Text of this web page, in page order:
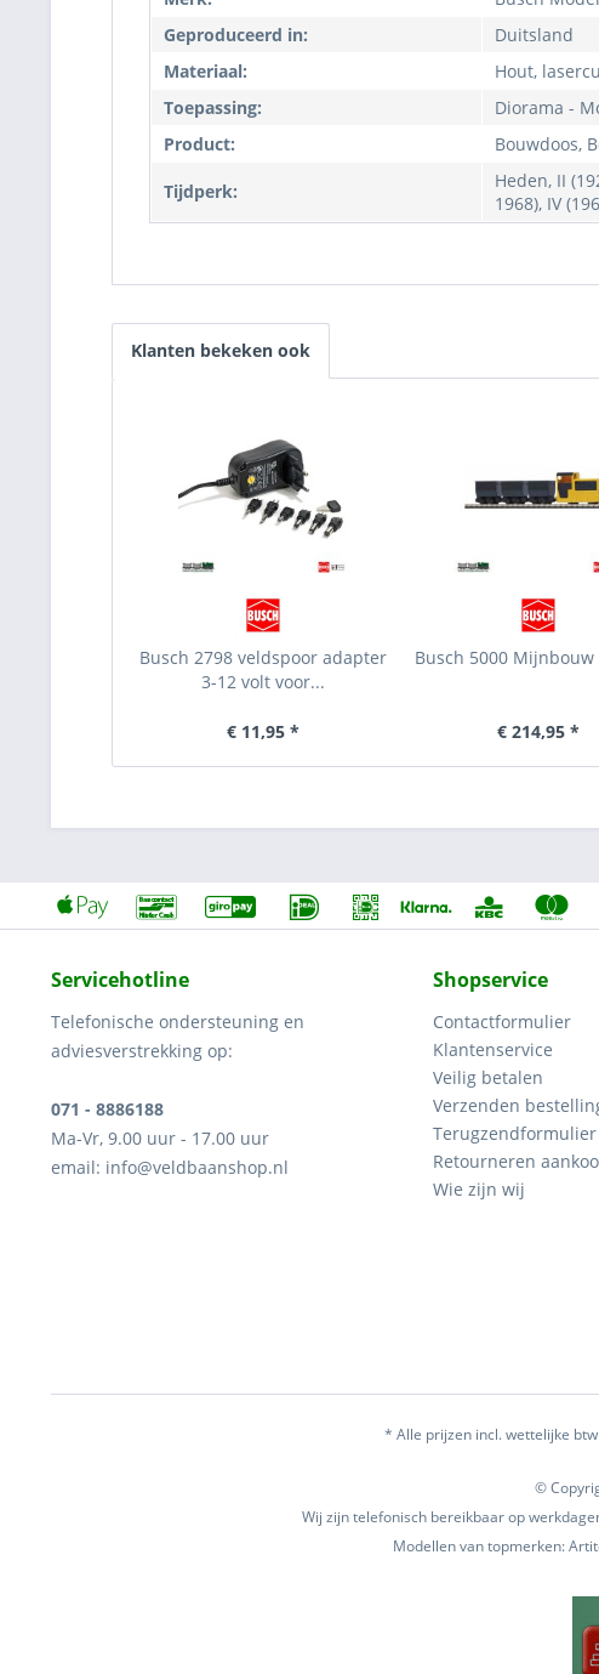
Geproduceerd in:
Duitsland
Materiaal:
Hout,
Toepassing:
Diorama -
Product:
Bouwdoos,
Tijdperk:
Heden, II
1968), IV
Klanten bekeken ook
Busch 2798 veldspoor adapter
3-12 volt voor...
€ 11,95 *
Busch 5000
€ 214,95 *
Servicehotline
Telefonische ondersteuning en
adviesverstrekking op:
071 - 8886188
Ma-Vr, 9.00 uur - 17.00 uur
email: info@veldbaanshop.nl
Shopservice
Contactformulier
Klantenservice
Veilig betalen
Verzenden
Terugzendformulier
Retourneren
Wie zijn wij
* Alle prijzen incl. wettelijke
©
Wij zijn telefonisch bereikbaar op
Modellen van topmerken: